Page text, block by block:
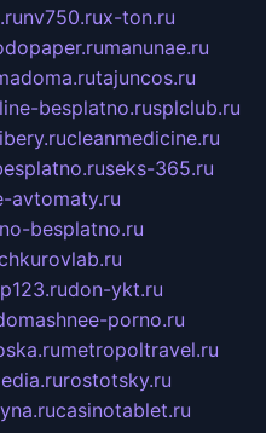
nv750.rux-ton.ru
manunae.ru
tajuncos.ru
besplatno.rusplclub.ru
cleanmedicine.ru
seks-365.ru
avtomaty.ru
besplatno.ru
don-ykt.ru
porno.ru
metropoltravel.ru
rostotsky.ru
casinotablet.ru